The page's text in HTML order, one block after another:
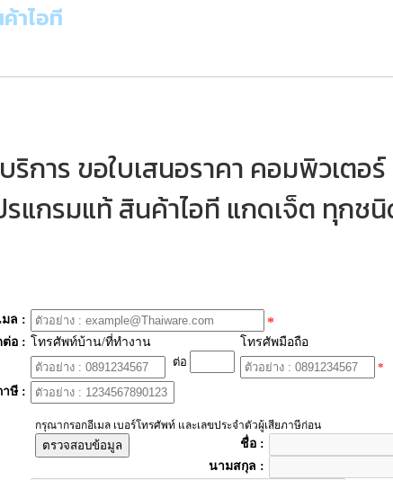
าไอที
บริการ ขอใบเสนอราคา คอมพิวเตอร์
รแกรมแท้ สินค้าไอที แกดเจ็ต ทุกช
มล : *
ต่อ : โทรศัพท์บ้าน/ที่ทำงาน
ต่อ
โทรศัพมือถือ
*
าษี :
กรุณากรอกอีเมล เบอร์โทรศัพท์ และเลขประจำตัวผู้เสียภาษีก่อน
ตรวจสอบข้อมูล ชื่อ :
นามสกุล :